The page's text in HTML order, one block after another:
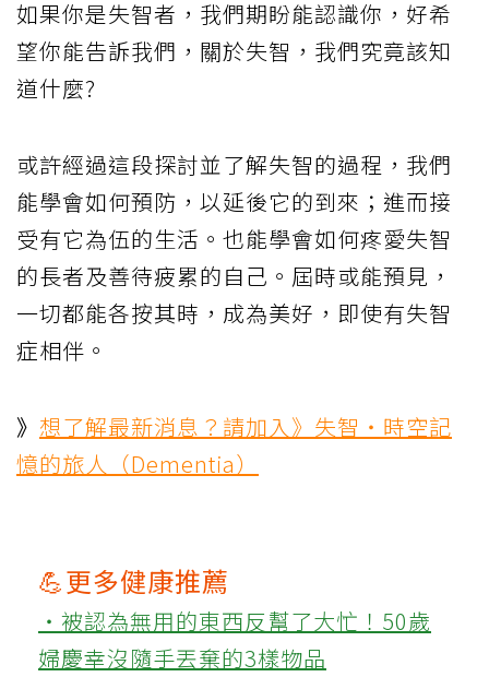
如果你是失智者，我們期盼能認識你，好希
望你能告訴我們，關於失智，我們究竟該知
道什麼?
或許經過這段探討並了解失智的過程，我們
能學會如何預防，以延後它的到來；進而接
受有它為伍的生活。也能學會如何疼愛失智
的長者及善待疲累的自己。屆時或能預見，
一切都能各按其時，成為美好，即使有失智
症相伴。
》 想了解最新消息？請加入》失智・時空記
憶的旅人（Dementia）
💪更多健康推薦
‧被認為無用的東西反幫了大忙！50歲
婦慶幸沒隨手丟棄的3樣物品